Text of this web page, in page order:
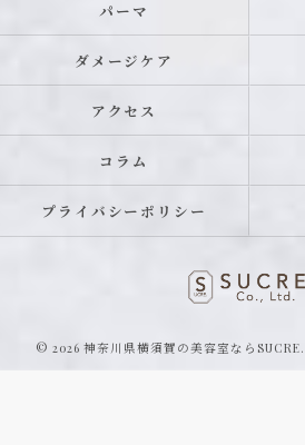
パーマ
ダメージケア
アクセス
コラム
プライバシーポリシー
© 2026 神奈川県横須賀の美容室なら